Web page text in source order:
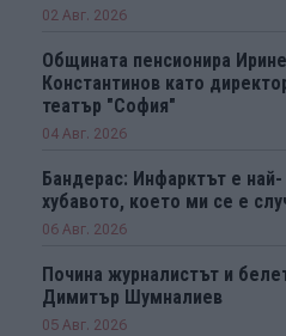
02 Авг. 2026
Общината пенсионира
Константинов като
театър "София"
04 Авг. 2026
Бандерас: Инфарктът е най-
хубавото, което ми се е
06 Авг. 2026
Почина журналистът и
Димитър Шумналиев
05 Авг. 2026